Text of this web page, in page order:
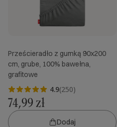
Prześcieradło z gumką 90x200
cm, grube, 100% bawełna,
grafitowe
4.9(250)
74,99 zł
Dodaj